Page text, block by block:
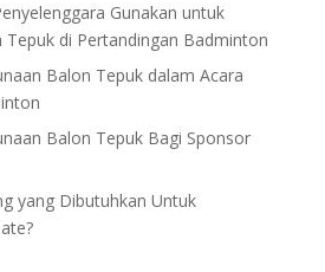
Gunakan untuk
Tepuk di Pertandingan Badminton
Balon Tepuk dalam Acara
Balon Tepuk Bagi Sponsor
yang Dibutuhkan Untuk